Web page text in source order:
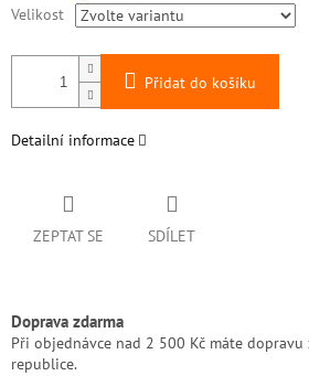
Velikost
Přidat do košíku
Detailní informace
ZEPTAT SE SDÍLET
Doprava zdarma
Při objednávce nad 2 500 Kč máte dopravu
republice.